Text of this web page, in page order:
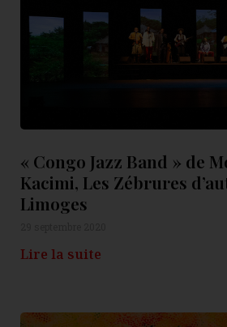
« Congo Jazz Band » de
Kacimi, Les Zébrures
Limoges
Lire la suite